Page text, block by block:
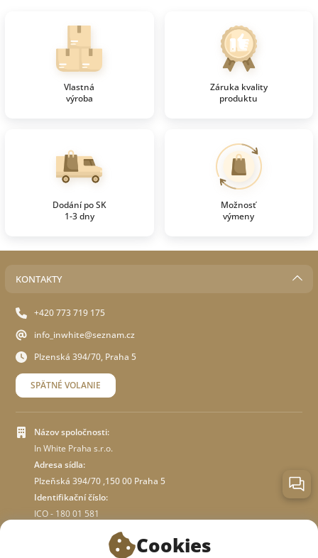
Vlastná
výroba
Záruka kvality
produktu
Dodání po SK
1-3 dny
Možnosť
výmeny
KONTAKTY
+420 773 719 175
info_inwhite@seznam.cz
Plzenská 394/70, Praha 5
SPÄTNÉ VOLANIE
Názov spoločnosti:
In White Praha s.r.o.
Adresa sídla:
Plzeňská 394/70 ,150 00 Praha 5
Identifikační číslo:
ICO - 180 01 581
Cookies